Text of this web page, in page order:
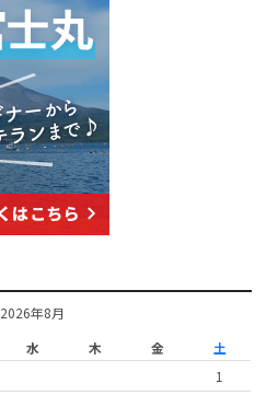
2026年8月
水 木 金
土
1